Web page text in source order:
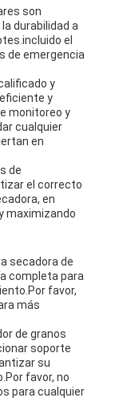
son
durabilidad a
el
de emergencia
y
y
monitoreo y
cualquier
en
de
el correcto
en
maximizando
secadora de
completa para
favor,
más
de granos
soporte
su
favor, no
para cualquier